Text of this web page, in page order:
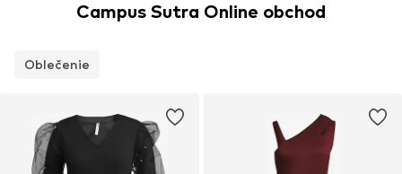
Campus Sutra Online obchod
Oblečenie